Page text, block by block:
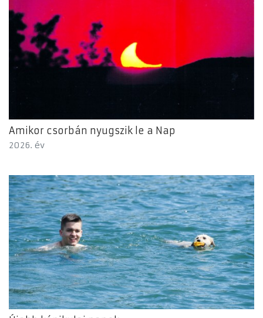
Amikor csorbán nyugszik le a Nap
2026. év